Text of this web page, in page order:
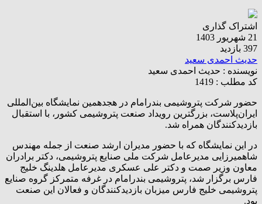
اشتراک گذاری
21 شهریور 1403
397 بازدید
حدیث احمدی سعید
نویسنده : حدیث احمدی سعید
کد مطلب : 1419
حضور شرکت پتروشیمی بندرامام در هجدهمین نمایشگاه بین‌المللی
ایران‌پلاست، بزرگترین رویداد صنعت پتروشیمی کشور، با استقبال
بازدیدکنندگان همراه شد.
در این نمایشگاه که با حضور مدیران ارشد صنعت از جمله مهندس
شاهمیرزایی مدیرعامل شرکت ملی صنایع پتروشیمی، دکتر برادران
معاون وزیر صمت و دکتر علی عسکری مدیرعامل هلدینگ خلیج
فارس برگزار شد، پتروشیمی بندرامام در غرفه متمرکز گروه صنایع
پتروشیمی خلیج فارس میزبان بازدیدکنندگان و فعالان این صنعت
بود.